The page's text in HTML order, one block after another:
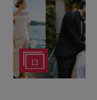
13